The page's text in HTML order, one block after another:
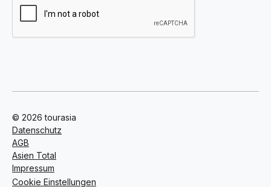
© 2026 tourasia
Datenschutz
AGB
Asien Total
Impressum
Cookie Einstellungen